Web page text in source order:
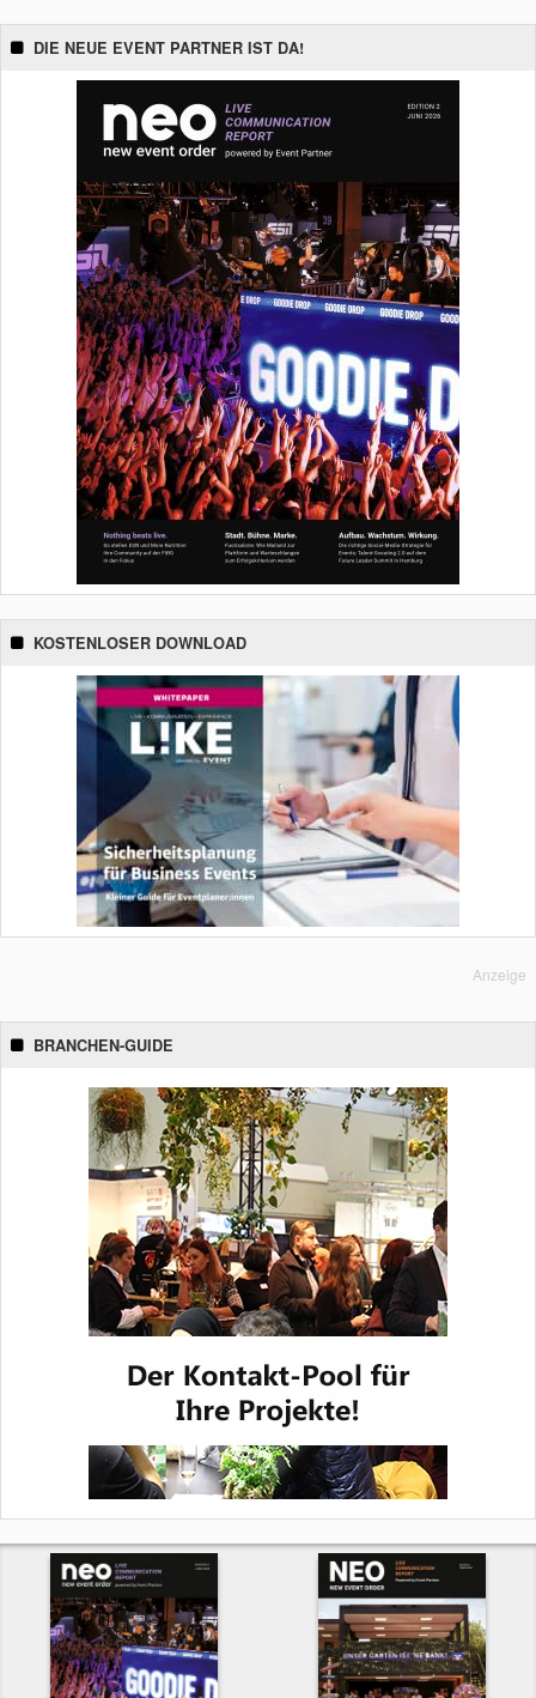
DIE NEUE EVENT PARTNER IST DA!
KOSTENLOSER DOWNLOAD
Anzeige
BRANCHEN-GUIDE